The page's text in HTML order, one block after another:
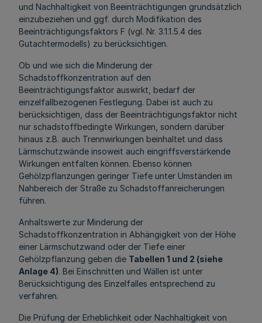
und Nachhaltigkeit von Beeinträchtigungen grundsätzlich
einzubeziehen und ggf. durch Modifikation des
Beeinträchtigungsfaktors F (vgl. Nr. 3.1.1.5.4 des
Gutachtermodells) zu berücksichtigen.
Ob und wie sich die Minderung der
Schadstoffkonzentration auf den
Beeinträchtigungsfaktor auswirkt, bedarf der
einzelfallbezogenen Festlegung. Dabei ist auch zu
berücksichtigen, dass der Beeinträchtigungsfaktor nicht
nur schadstoffbedingte Wirkungen, sondern darüber
hinaus z.B. auch Trennwirkungen beinhaltet und dass
Lärmschutzwände insoweit auch eingriffsverstärkende
Wirkungen entfalten können. Ebenso können
Gehölzpflanzungen geringer Tiefe unter Umständen im
Nahbereich der Straße zu Schadstoffanreicherungen
führen.
Anhaltswerte zur Minderung der
Schadstoffkonzentration in Abhängigkeit von der Höhe
einer Lärmschutzwand oder der Tiefe einer
Gehölzpflanzung geben die Tabellen 1 und 2 (siehe
Anlage 4). Bei Einschnitten und Wällen ist unter
Berücksichtigung des Einzelfalles entsprechend zu
verfahren.
Die Prüfung der Erheblichkeit oder Nachhaltigkeit von